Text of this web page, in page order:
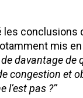
les conclusions
mis
davantage
congestion et
pas ?’’